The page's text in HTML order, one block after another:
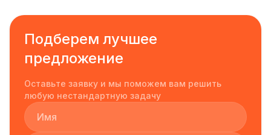
Подберем лучшее
предложение
Оставьте заявку и мы поможем вам решить
любую нестандартную задачу